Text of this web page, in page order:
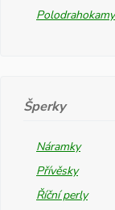
Polodrahokamy
Šperky
Náramky
Přívěsky
Říční perly